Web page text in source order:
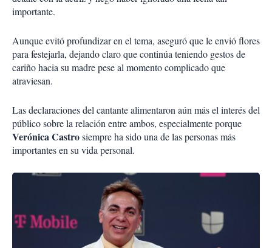
importante.
Aunque evitó profundizar en el tema, aseguró que le envió flores
para festejarla, dejando claro que continúa teniendo gestos de
cariño hacia su madre pese al momento complicado que
atraviesan.
Las declaraciones del cantante alimentaron aún más el interés del
público sobre la relación entre ambos, especialmente porque
Verónica Castrosiempre ha sido una de las personas más
importantes en su vida personal.